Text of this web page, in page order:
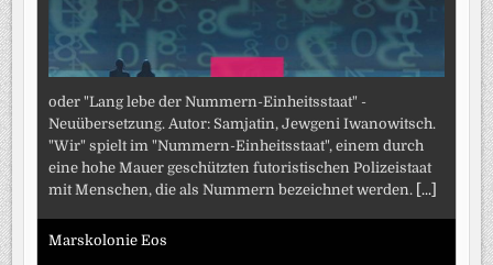
oder "Lang lebe der Nummern-Einheitsstaat" -
Neuübersetzung. Autor: Samjatin, Jewgeni Iwanowitsch.
"Wir" spielt im "Nummern-Einheitsstaat", einem durch
eine hohe Mauer geschützten futoristischen Polizeistaat
mit Menschen, die als Nummern bezeichnet werden. [...]
Marskolonie Eos